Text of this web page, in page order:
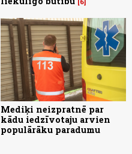
Mediķi neizpratnē par
kādu iedzīvotaju arvien
populārāku paradumu